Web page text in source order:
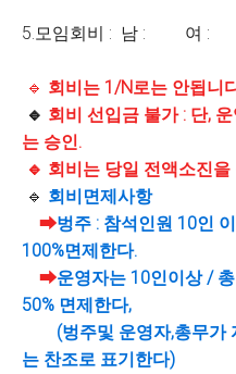
5.모임회비 : 남 :
🔹 회비는 1/N로는 안
🔹 회비 선입금 불가 : 단,
는 승인.
🔹 회비는 당일 전액소진
🔹 회비면제사항
➡벙주 : 참석인원 10인
100%면제한다.
➡운영자는 10인이상/
50% 면제한다,
(벙주및 운영자,총무가
는 찬조로 표기한다)